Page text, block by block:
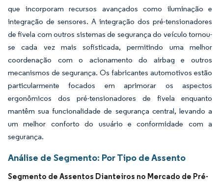
que incorporam recursos avançados como iluminação e
integração de sensores. A integração dos pré-tensionadores
de fivela com outros sistemas de segurança do veículo tornou-
se cada vez mais sofisticada, permitindo uma melhor
coordenação com o acionamento do airbag e outros
mecanismos de segurança. Os fabricantes automotivos estão
particularmente focados em aprimorar os aspectos
ergonômicos dos pré-tensionadores de fivela enquanto
mantêm sua funcionalidade de segurança central, levando a
um melhor conforto do usuário e conformidade com a
segurança.
Análise de Segmento: Por Tipo de Assento
Segmento de Assentos Dianteiros no Mercado de Pré-